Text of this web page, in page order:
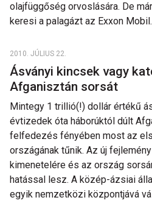
olajfüggőség orvoslására. De
keresi a palagázt az Exxon Mobil.
2010. JÚLIUS 22.
Ásványi kincsek vagy
Afganisztán sorsát
Mintegy 1 trillió(!) dollár értékű
évtizedek óta háborúktól dúlt
felfedezés fényében most az
országának tűnik. Az új
kimenetelére és az ország
hatással lesz. A közép-ázsiai
egyik nemzetközi központjává